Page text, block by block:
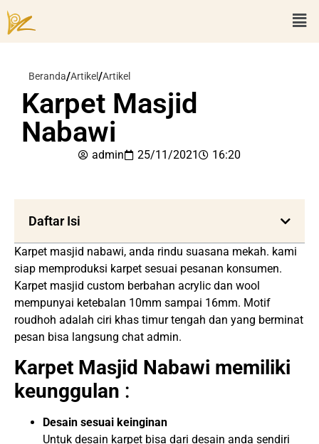
Beranda/Artikel/Artikel
Karpet Masjid
Nabawi
admin 25/11/2021 16:20
Daftar Isi
Karpet masjid nabawi, anda rindu suasana mekah. kami
siap memproduksi karpet sesuai pesanan konsumen.
Karpet masjid custom berbahan acrylic dan wool
mempunyai ketebalan 10mm sampai 16mm. Motif
roudhoh adalah ciri khas timur tengah dan yang berminat
pesan bisa langsung chat admin.
Karpet Masjid Nabawi memiliki
keunggulan :
Desain sesuai keinginan
Untuk desain karpet bisa dari desain anda sendiri